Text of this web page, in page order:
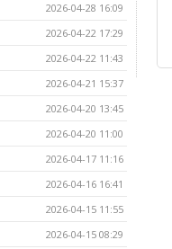
2026-04-28 16:09
2026-04-22 17:29
2026-04-22 11:43
2026-04-21 15:37
2026-04-20 13:45
2026-04-20 11:00
2026-04-17 11:16
2026-04-16 16:41
2026-04-15 11:55
2026-04-15 08:29